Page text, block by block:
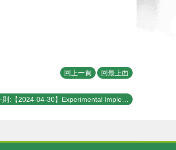
回上一頁 回最上面